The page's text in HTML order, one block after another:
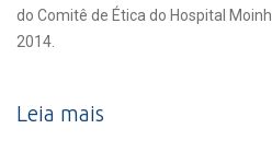
do Comitê de Ética do Hospital
2014.
Leia mais